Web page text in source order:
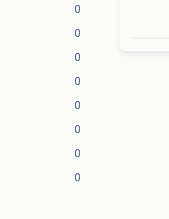
0
0
0
0
0
0
0
0